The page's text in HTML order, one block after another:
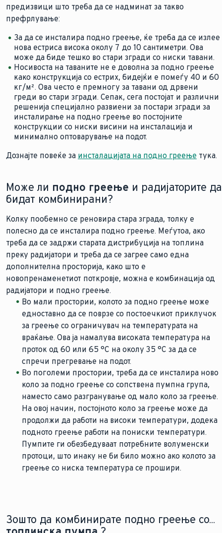
предизвици што треба да се надминат за такво
префрлување:
За да се инсталира подно греење, ќе треба да се излее
нова естриса висока околу 7 до 10 сантиметри. Ова
може да биде тешко во стари згради со ниски тавани.
Носивоста на таваните не е доволна за подно греење
како конструкција со естрих, бидејќи е помеѓу 40 и 60
кг/м². Ова често е премногу за тавани од дрвени
греди во стари згради. Сепак, сега постојат и различни
решенија специјално развиени за постари згради за
инсталирање на подно греење во постојните
конструкции со ниски висини на инсталација и
минимално оптоварување на подот.
Дознајте повеќе за инсталацијата на подно греење тука.
Може ли подно греење и радијаторите да
бидат комбинирани?
Колку пообемно се реновира стара зграда, толку е
полесно да се инсталира подно греење. Меѓутоа, ако
треба да се задржи старата дистрибуција на топлина
преку радијатори и треба да се загрее само една
дополнителна просторија, како што е
новопренаменетиот поткровје, можна е комбинација од
радијатори и подно греење.
Во мали простории, колото за подно греење може
едноставно да се поврзе со постоечкиот приклучок
за греење со ограничувач на температурата на
враќање. Ова ја намалува високата температура на
проток од 60 или 65 °C на околу 35 °C за да се
спречи прегревање на подот.
Во поголеми простории, треба да се инсталира ново
коло за подно греење со сопствена пумпна група,
наместо само разгранување од мало коло за греење.
На овој начин, постојното коло за греење може да
продолжи да работи на високи температури, додека
подното греење работи на пониски температури.
Пумпите ги обезбедуваат потребните волуменски
протоци, што инаку не би било можно ако колото за
греење со ниска температура се прошири.
Зошто да комбинирате подно греење со...